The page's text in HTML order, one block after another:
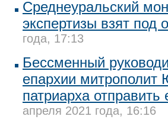
Среднеуральский
экспертизы взят под
года, 17:13
Бессменный
епархии митрополит
патриарха отправить
апреля 2021 года, 16:16